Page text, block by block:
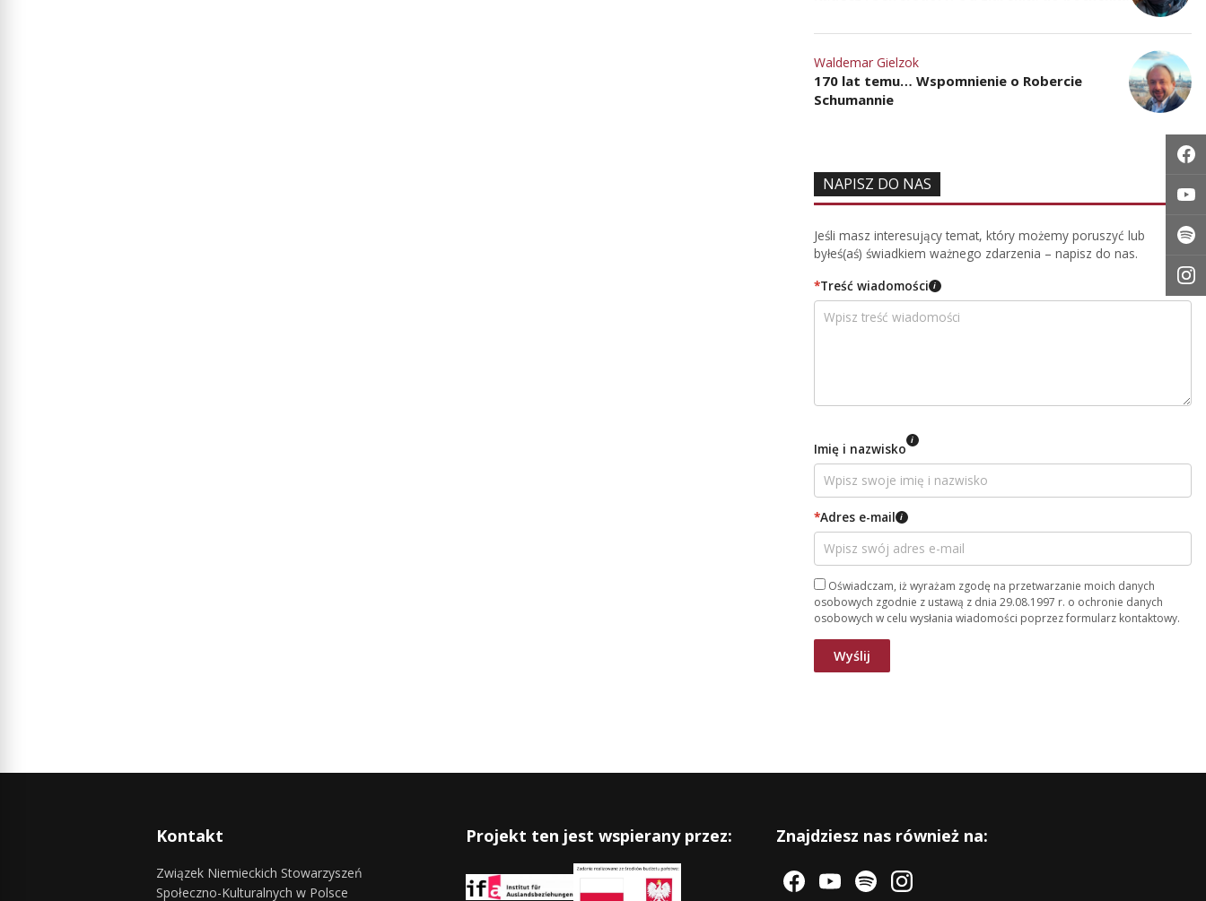
Waldemar Gielzok
170 lat temu… Wspomnienie o Robercie
Schumannie
NAPISZ DO NAS
Jeśli masz interesujący temat, który możemy poruszyć lub
byłeś(aś) świadkiem ważnego zdarzenia – napisz do nas.
*Treść wiadomości i
Imię i nazwisko i
*Adres e-mail i
Oświadczam, iż wyrażam zgodę na przetwarzanie moich danych
osobowych zgodnie z ustawą z dnia 29.08.1997 r. o ochronie danych
osobowych w celu wysłania wiadomości poprzez formularz kontaktowy.
Kontakt
Związek Niemieckich Stowarzyszeń
Społeczno-Kulturalnych w Polsce
Projekt ten jest wspierany przez: Znajdziesz nas również na: